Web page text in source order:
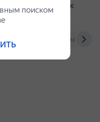
обратиться к
habr.com
поиском